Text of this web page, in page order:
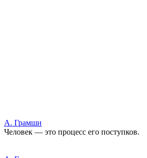
А. Грамши
Человек — это процесс его поступков.